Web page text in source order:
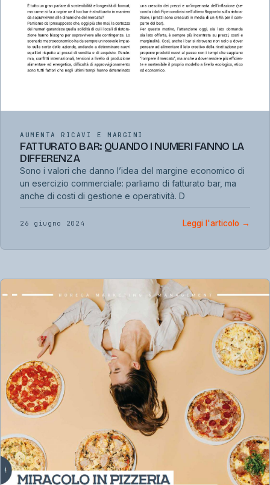
AUMENTA RICAVI E MARGINI
FATTURATO BAR: QUANDO I NUMERI FANNO LA
DIFFERENZA
Sono i valori che danno l’idea del margine economico di
un esercizio commerciale: parliamo di fatturato bar, ma
anche di costi di gestione e operatività. D
26 giugno 2024 Leggi l'articolo →